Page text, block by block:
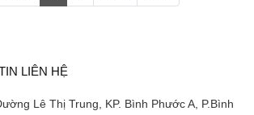
LIÊN HỆ
Lê Thị Trung, KP. Bình Phước A, P.Bình